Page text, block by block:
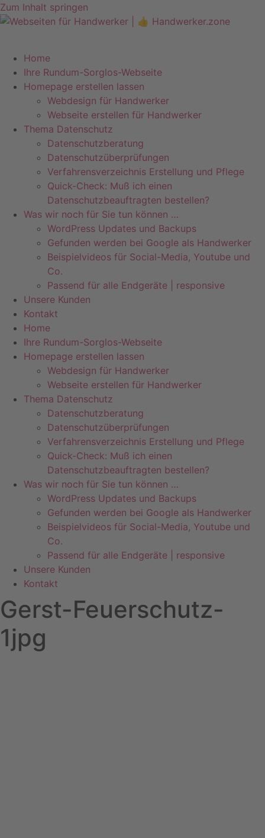
Zum Inhalt springen
Home
Ihre Rundum-Sorglos-Webseite
Homepage erstellen lassen
Webdesign für Handwerker
Webseite erstellen für Handwerker
Thema Datenschutz
Datenschutzberatung
Datenschutzüberprüfungen
Verfahrensverzeichnis Erstellung und Pflege
Quick-Check: Muß ich einen
Datenschutzbeauftragten bestellen?
Was wir noch für Sie tun können …
WordPress Updates und Backups
Gefunden werden bei Google als Handwerker
Beispielvideos für Social-Media, Youtube und
Co.
Passend für alle Endgeräte | responsive
Unsere Kunden
Kontakt
Home
Ihre Rundum-Sorglos-Webseite
Homepage erstellen lassen
Webdesign für Handwerker
Webseite erstellen für Handwerker
Thema Datenschutz
Datenschutzberatung
Datenschutzüberprüfungen
Verfahrensverzeichnis Erstellung und Pflege
Quick-Check: Muß ich einen
Datenschutzbeauftragten bestellen?
Was wir noch für Sie tun können …
WordPress Updates und Backups
Gefunden werden bei Google als Handwerker
Beispielvideos für Social-Media, Youtube und
Co.
Passend für alle Endgeräte | responsive
Unsere Kunden
Kontakt
Gerst-Feuerschutz-
1jpg